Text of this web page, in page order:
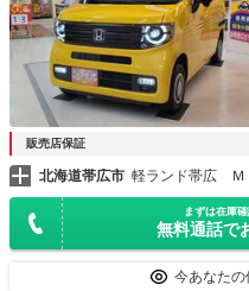
販売店保証
北海道帯広市 軽ランド帯広 Ｍ
まずは在庫
無料通話で
今あなたの